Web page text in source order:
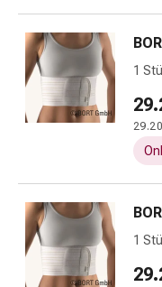
&
Husten
&
Zubehör
Herz
Kreislauf
1
1